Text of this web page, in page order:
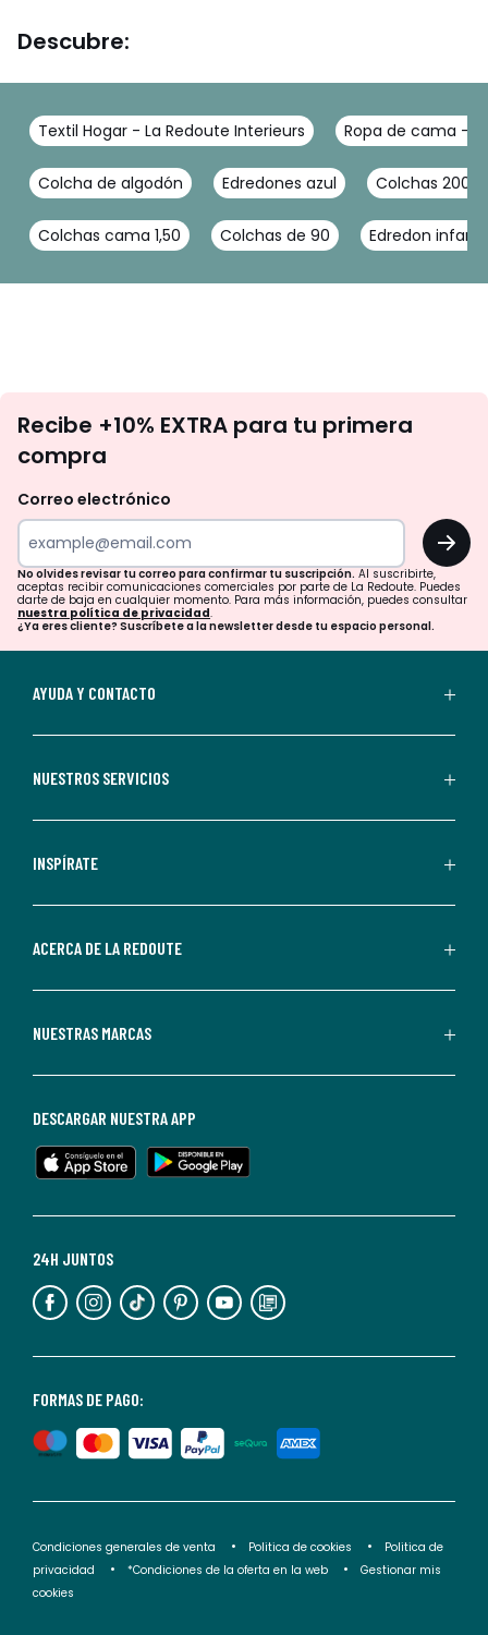
Descubre:
Textil Hogar - La Redoute Interieurs Ropa de cama -
Colcha de algodón Edredones azul Colchas
Colchas cama 1,50 Colchas de 90 Edredon
te
tu
para
confirmar
tu
suscripción.
aceptas
comerciales
personalizadas
parte
Redoute.
de
en
cualquier
Para
información,
puedes
de
privacidad</2>.
Recibe +10% EXTRA para tu primera
compra
Correo electrónico
OK
No olvides revisar tu correo para confirmar tu suscripción. Al suscribirte,
aceptas recibir comunicaciones comerciales por parte de La Redoute. Puedes
darte de baja en cualquier momento. Para más información, puedes consultar
nuestra política de privacidad.
¿Ya eres cliente? Suscríbete a la newsletter desde tu espacio personal.
AYUDA Y CONTACTO
NUESTROS SERVICIOS
INSPÍRATE
ACERCA DE LA REDOUTE
NUESTRAS MARCAS
FORMAS DE PAGO:
24H JUNTOS
DESCARGAR NUESTRA APP
Condiciones generales de venta Politica de cookies
Politica de
privacidad
*Condiciones de la oferta en la web
Gestionar mis
cookies